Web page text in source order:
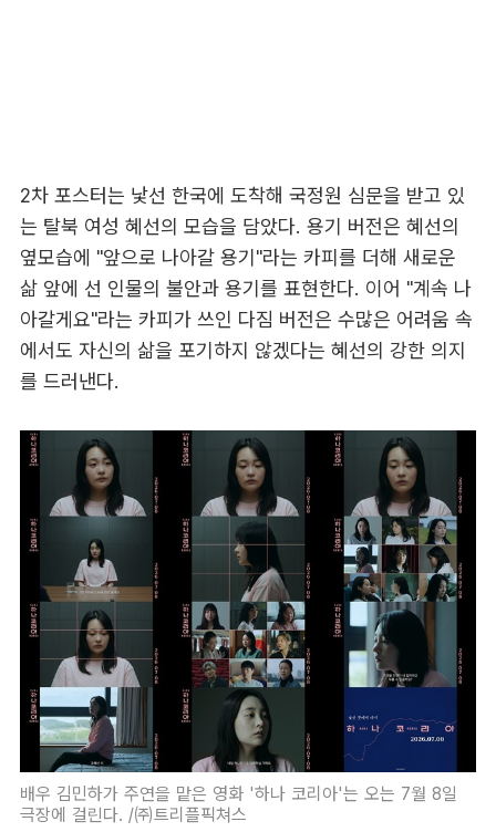
2차 포스터는 낯선 한국에 도착해 국정원 심문을 받고 있
는 탈북 여성 혜선의 모습을 담았다. 용기 버전은 혜선의
옆모습에 "앞으로 나아갈 용기"라는 카피를 더해 새로운
삶 앞에 선 인물의 불안과 용기를 표현한다. 이어 "계속 나
아갈게요"라는 카피가 쓰인 다짐 버전은 수많은 어려움 속
에서도 자신의 삶을 포기하지 않겠다는 혜선의 강한 의지
를 드러낸다.
배우 김민하가 주연을 맡은 영화 '하나 코리아'는 오는 7월 8일
극장에 걸린다. /㈜트리플픽쳐스